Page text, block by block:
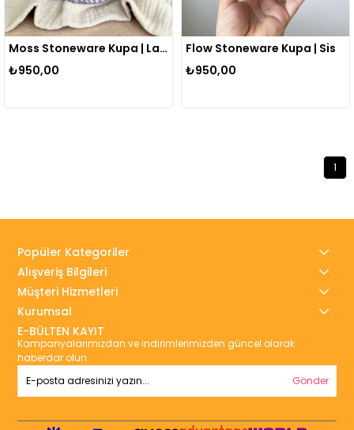
Moss Stoneware Kupa | Lavanta Grisi
₺950,00
Flow Stoneware Kupa | Sis
₺950,00
1
Popüler Kategoriler
Alışveriş Bilgileri
Müşteri Hizmetleri
Kurumsal
E-BÜLTEN KAYIT
Kampanyalarımızdan ve indirimlerimizden güncel olarak
haberdar olun.
Gönder